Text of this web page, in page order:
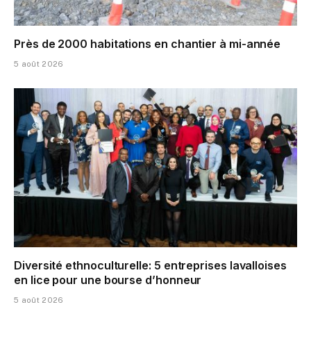
Près de 2000 habitations en chantier à mi-année
5 août 2026
Diversité ethnoculturelle: 5 entreprises lavalloises
en lice pour une bourse d’honneur
5 août 2026